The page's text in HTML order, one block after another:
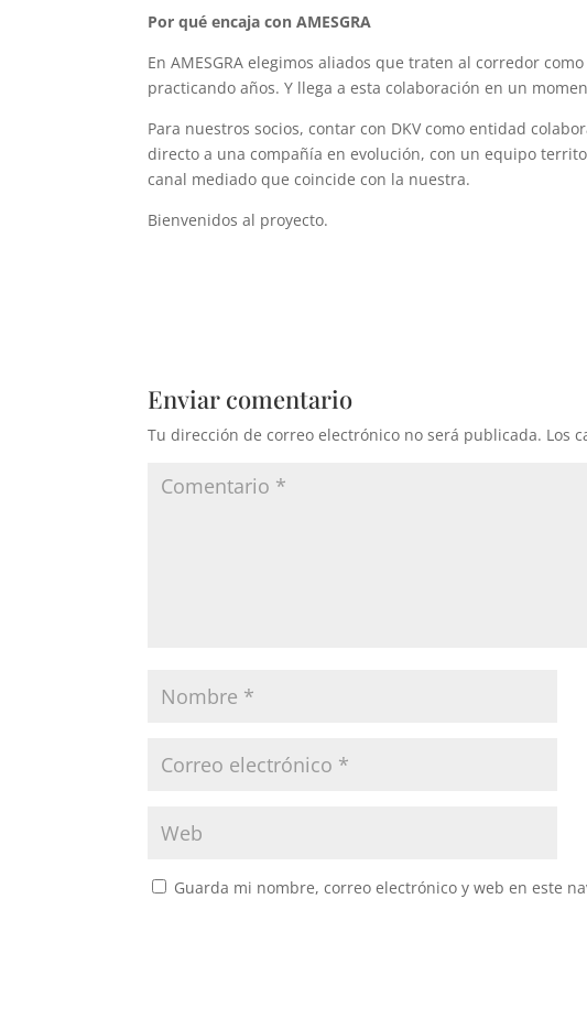
Por qué encaja con AMESGRA
En AMESGRA elegimos aliados que traten al corredor
practicando años. Y llega a esta colaboración en un
Para nuestros socios, contar con DKV como entidad
directo a una compañía en evolución, con un equipo
canal mediado que coincide con la nuestra.
Bienvenidos al proyecto.
Enviar comentario
Tu dirección de correo electrónico no será publicada. Los
Guarda mi nombre, correo electrónico y web en este